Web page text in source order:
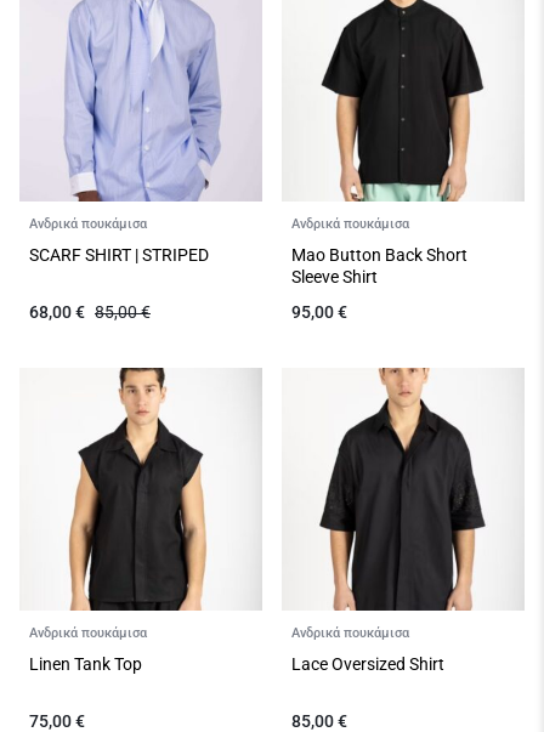
Ανδρικά πουκάμισα
SCARF SHIRT | STRIPED
85,00€
68,00€
Ανδρικά πουκάμισα
Mao Button Back Short
Sleeve Shirt
95,00€
Ανδρικά πουκάμισα
Linen Tank Top
75,00€
Ανδρικά πουκάμισα
Lace Oversized Shirt
85,00€